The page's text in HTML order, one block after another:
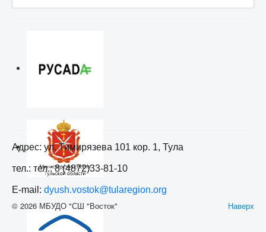
Адрес: ул. Тимирязева 101 кор. 1, Тула
тел.: тел.: 8 (4872)33-81-10
E-mail: dyush.vostok@tularegion.org
Наверх
© 2026 МБУДО "СШ "Восток"